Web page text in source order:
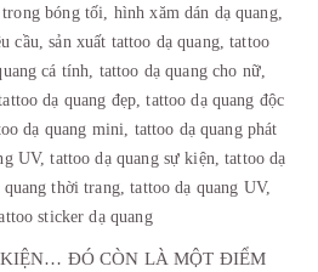
trong bóng tối, hình xăm dán dạ quang,
cầu,sản xuất tattoo dạ quang,tattoo
cá tính, tattoo dạ quang cho nữ,
dạ quang đẹp,tattoo dạ quang độc
dạ quang mini, tattoo dạ quang phát
UV,tattoo dạ quang sự kiện,tattoo dạ
quang thời trang,tattoo dạ quang UV,
sticker dạ quang
ĐÓ CÒN LÀ MỘT ĐIỂM